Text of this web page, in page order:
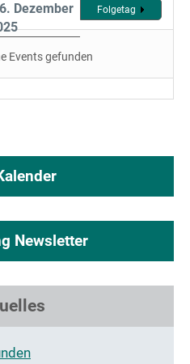
Dezember
Folgetag
Events gefunden
Newsletter